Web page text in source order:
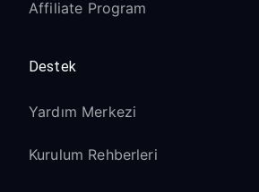
Affiliate Program
Destek
Yardım Merkezi
Kurulum Rehberleri